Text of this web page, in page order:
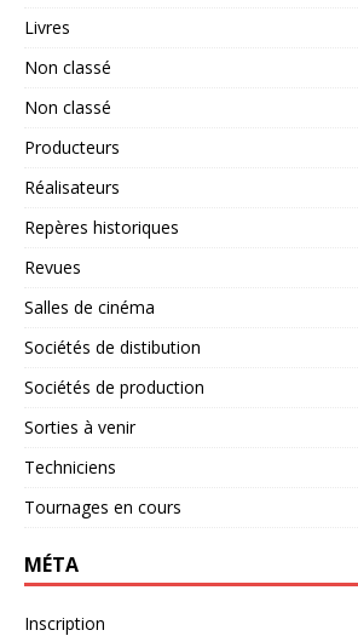
Livres
Non classé
Non classé
Producteurs
Réalisateurs
Repères historiques
Revues
Salles de cinéma
Sociétés de distibution
Sociétés de production
Sorties à venir
Techniciens
Tournages en cours
MÉTA
Inscription